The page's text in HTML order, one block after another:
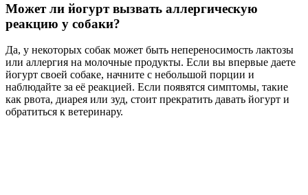
Может ли йогурт вызвать аллергическую
реакцию у собаки?
Да, у некоторых собак может быть непереносимость лактозы
или аллергия на молочные продукты. Если вы впервые даете
йогурт своей собаке, начните с небольшой порции и
наблюдайте за её реакцией. Если появятся симптомы, такие
как рвота, диарея или зуд, стоит прекратить давать йогурт и
обратиться к ветеринару.